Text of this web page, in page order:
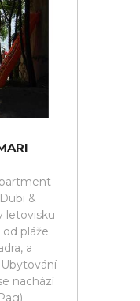
&
letovisku
pláže
a
nachází